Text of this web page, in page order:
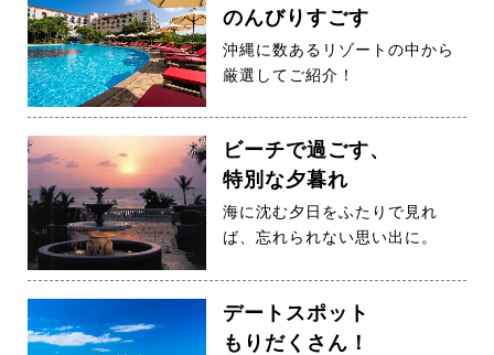
のんびりすごす
沖縄に数あるリゾートの中から
厳選してご紹介！
ビーチで過ごす、
特別な夕暮れ
海に沈む夕日をふたりで見れ
ば、忘れられない思い出に。
デートスポット
もりだくさん！